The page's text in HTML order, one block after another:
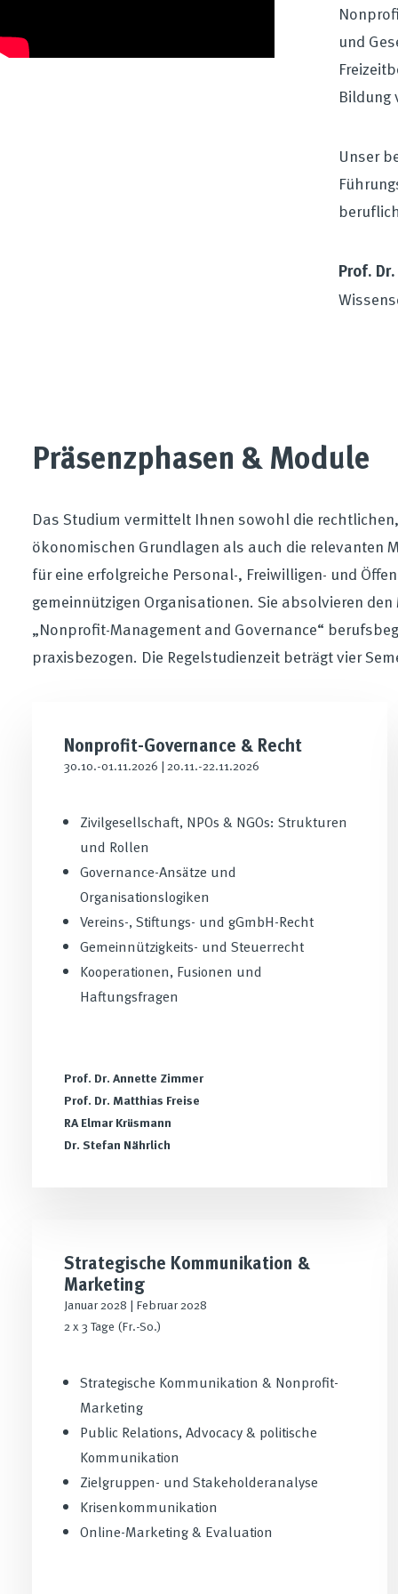
und
Bildung
Unser
Prof.
Präsenzphasen & Module
Das Studium vermittelt Ihnen sowohl die
ökonomischen Grundlagen als auch die relevanten
für eine erfolgreiche Personal-, Freiwilligen- und
gemeinnützigen Organisationen. Sie absolvieren
„Nonprofit-Management and Governance“
praxisbezogen. Die Regelstudienzeit beträgt vier
Nonprofit-Governance & Recht
30.10.-01.11.2026 | 20.11.-22.11.2026
Zivilgesellschaft, NPOs & NGOs: Strukturen
und Rollen
Governance-Ansätze und
Organisationslogiken
Vereins-, Stiftungs- und gGmbH-Recht
Gemeinnützigkeits- und Steuerrecht
Kooperationen, Fusionen und
Haftungsfragen
Prof. Dr. Annette Zimmer
Prof. Dr. Matthias Freise
RA Elmar Krüsmann
Dr. Stefan Nährlich
Strategische Kommunikation &
Marketing
Januar 2028 | Februar 2028
2 x 3 Tage (Fr.-So.)
Strategische Kommunikation & Nonprofit-
Marketing
Public Relations, Advocacy & politische
Kommunikation
Zielgruppen- und Stakeholderanalyse
Krisenkommunikation
Online-Marketing & Evaluation